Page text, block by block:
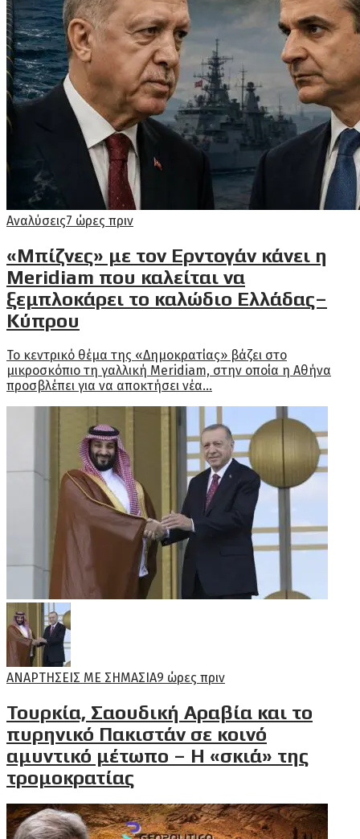
Αναλύσεις7 ώρες πριν
«Μπίζνες» με τον Ερντογάν κάνει η
Meridiam που καλείται να
ξεμπλοκάρει το καλώδιο Ελλάδας–
Κύπρου
Το κεντρικό θέμα της «Δημοκρατίας» βάζει στο
μικροσκόπιο τη γαλλική Meridiam, στην οποία η Αθήνα
προσβλέπει για να αποκτήσει νέα...
ΑΝΑΡΤΗΣΕΙΣ ΜΕ ΣΗΜΑΣΙΑ9 ώρες πριν
Τουρκία, Σαουδική Αραβία και το
πυρηνικό Πακιστάν σε κοινό
αμυντικό μέτωπο – Η «σκιά» της
τρομοκρατίας